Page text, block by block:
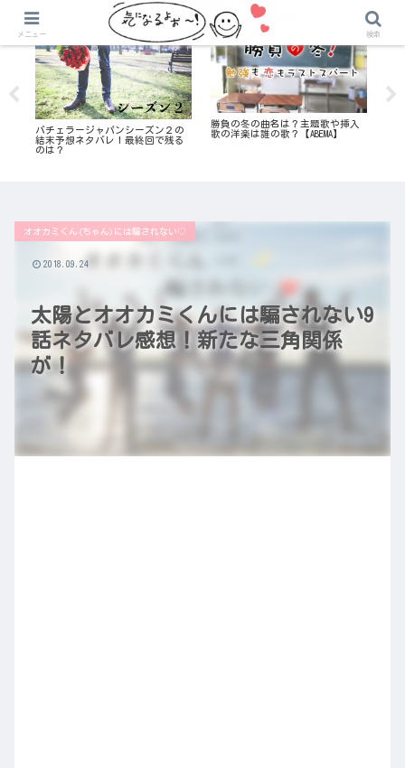
バチェラージャパンシーズン２の
結末予想ネタバレ！最終回で残る
のは？
勝負の冬の曲名は？主題歌や挿入
歌の洋楽は誰の歌？【ABEMA】
太陽とオオカミくんには騙されない9
話ネタバレ感想！新たな三角関係
が！
オオカミくん(ちゃん)には騙されない♡
2018.09.24
メニュー 検索